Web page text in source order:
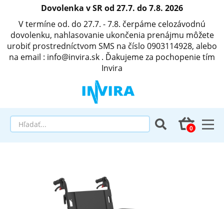
Dovolenka v SR od 27.7. do 7.8. 2026
V termíne od. do 27.7. - 7.8. čerpáme celozávodnú
dovolenku, nahlasovanie ukončenia prenájmu môžete
urobiť prostredníctvom SMS na číslo 0903114928, alebo
na email : info@invira.sk . Ďakujeme za pochopenie tím
Invira
Matrace a antidekubitné programy
Invalidné vozíky